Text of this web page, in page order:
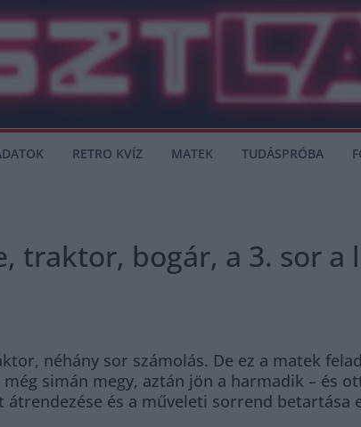
RETRO KVÍZ MATEK TUDÁSPRÓBA
traktor, bogár, a 3. sor a
néhány sor számolás. De ez a matek
simán megy, aztán jön a harmadik – és
átrendezése és a műveleti sorrend betartása